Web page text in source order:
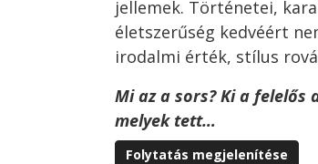
jellemek. Történetei,
életszerűség kedvéért
irodalmi érték, stílus
Mi az a sors? Ki a felelős
melyek tett…
Folytatás megjelenítése